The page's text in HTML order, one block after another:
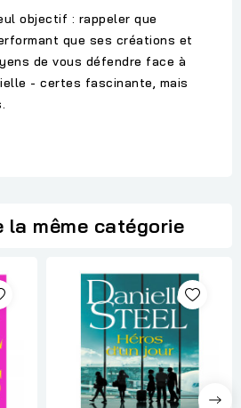
objectif : rappeler que
que ses créations et
de vous défendre face à
- certes fascinante, mais
la même catégorie